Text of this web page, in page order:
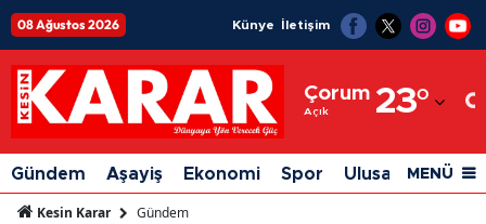
08 Ağustos 2026 Künye İletişim
Çorum
Açık 23°
Adıyaman
Afyonkarahisar
Ağrı
Gündem Aşayiş Ekonomi Spor Ulusal Siyaset
MENÜ
Kesin Karar Gündem